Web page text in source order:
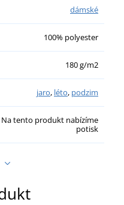
dámské
100% polyester
180 g/m2
jaro, léto, podzim
Na tento produkt nabízíme
potisk